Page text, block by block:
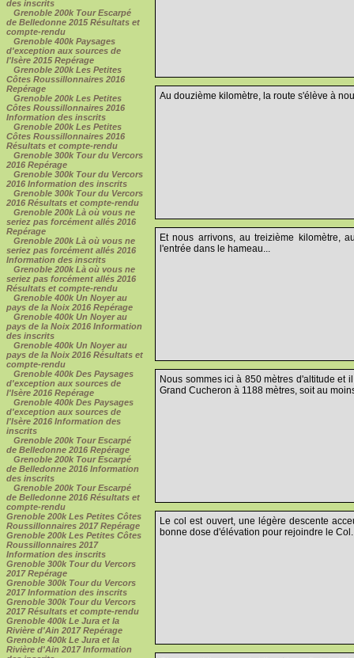
des inscrits
Grenoble 200k Tour Escarpé
de Belledonne 2015 Résultats et
compte-rendu
Grenoble 400k Paysages
d'exception aux sources de
l'Isère 2015 Repérage
Grenoble 200k Les Petites
Côtes Roussillonnaires 2016
Repérage
Grenoble 200k Les Petites
Côtes Roussillonnaires 2016
Information des inscrits
Grenoble 200k Les Petites
Côtes Roussillonnaires 2016
Résultats et compte-rendu
Grenoble 300k Tour du Vercors
2016 Repérage
Grenoble 300k Tour du Vercors
2016 Information des inscrits
Grenoble 300k Tour du Vercors
2016 Résultats et compte-rendu
Grenoble 200k Là où vous ne
seriez pas forcément allés 2016
Repérage
Grenoble 200k Là où vous ne
seriez pas forcément allés 2016
Information des inscrits
Grenoble 200k Là où vous ne
seriez pas forcément allés 2016
Résultats et compte-rendu
Grenoble 400k Un Noyer au
pays de la Noix 2016 Repérage
Grenoble 400k Un Noyer au
pays de la Noix 2016 Information
des inscrits
Grenoble 400k Un Noyer au
pays de la Noix 2016 Résultats et
compte-rendu
Grenoble 400k Des Paysages
d'exception aux sources de
l'Isère 2016 Repérage
Grenoble 400k Des Paysages
d'exception aux sources de
l'Isère 2016 Information des
inscrits
Grenoble 200k Tour Escarpé
de Belledonne 2016 Repérage
Grenoble 200k Tour Escarpé
de Belledonne 2016 Information
des inscrits
Grenoble 200k Tour Escarpé
de Belledonne 2016 Résultats et
compte-rendu
Grenoble 200k Les Petites Côtes
Roussillonnaires 2017 Repérage
Grenoble 200k Les Petites Côtes
Roussillonnaires 2017
Information des inscrits
Grenoble 300k Tour du Vercors
2017 Repérage
Grenoble 300k Tour du Vercors
2017 Information des inscrits
Grenoble 300k Tour du Vercors
2017 Résultats et compte-rendu
Grenoble 400k Le Jura et la
Rivière d'Ain 2017 Repérage
Grenoble 400k Le Jura et la
Rivière d'Ain 2017 Information
Au douzième kilomètre, la route s'élève à
Et nous arrivons, au treizième kilomètre,
l'entrée dans le hameau...
Nous sommes ici à 850 mètres d'altitude et
Grand Cucheron à 1188 mètres, soit au
Le col est ouvert, une légère descente
bonne dose d'élévation pour rejoindre le